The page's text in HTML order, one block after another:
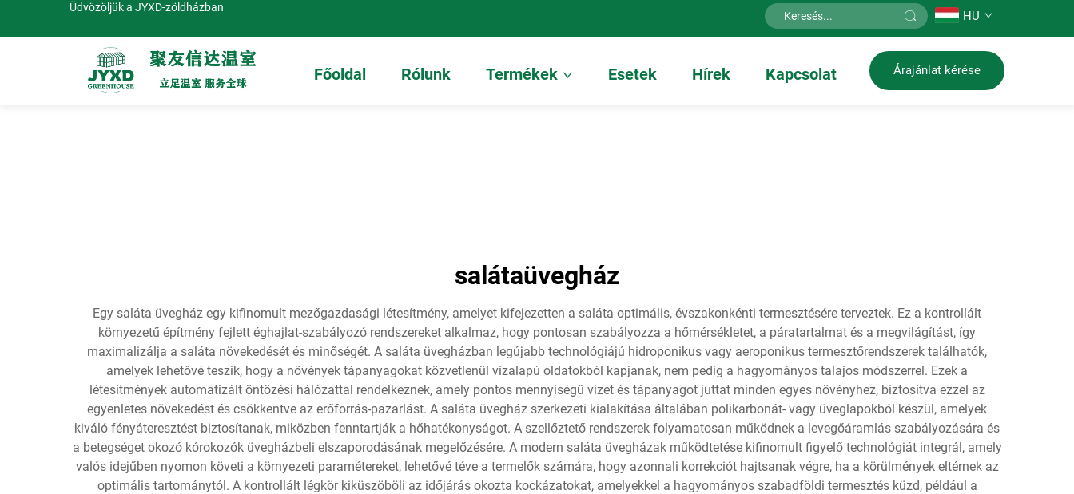
Üdvözöljük a JYXD-zöldházban
HU
Főoldal Rólunk Termékek Esetek Hírek Kapcsolat Árajánlat kérése
salátaüvegház
Egy saláta üvegház egy kifinomult mezőgazdasági létesítmény, amelyet kifejezetten a saláta optimális, évszakonkénti termesztésére terveztek. Ez a kontrollált
környezetű építmény fejlett éghajlat-szabályozó rendszereket alkalmaz, hogy pontosan szabályozza a hőmérsékletet, a páratartalmat és a megvilágítást, így
maximalizálja a saláta növekedését és minőségét. A saláta üvegházban legújabb technológiájú hidroponikus vagy aeroponikus termesztőrendszerek találhatók,
amelyek lehetővé teszik, hogy a növények tápanyagokat közvetlenül vízalapú oldatokból kapjanak, nem pedig a hagyományos talajos módszerrel. Ezek a
létesítmények automatizált öntözési hálózattal rendelkeznek, amely pontos mennyiségű vizet és tápanyagot juttat minden egyes növényhez, biztosítva ezzel az
egyenletes növekedést és csökkentve az erőforrás-pazarlást. A saláta üvegház szerkezeti kialakítása általában polikarbonát- vagy üveglapokból készül, amelyek
kiváló fényáteresztést biztosítanak, miközben fenntartják a hőhatékonyságot. A szellőztető rendszerek folyamatosan működnek a levegőáramlás szabályozására és
a betegséget okozó kórokozók üvegházbeli elszaporodásának megelőzésére. A modern saláta üvegházak működtetése kifinomult figyelő technológiát integrál, amely
valós idejűben nyomon követi a környezeti paramétereket, lehetővé téve a termelők számára, hogy azonnali korrekciót hajtsanak végre, ha a körülmények eltérnek az
optimális tartománytól. A kontrollált légkör kiküszöböli az időjárás okozta kockázatokat, amelyekkel a hagyományos szabadföldi termesztés küzd, például a